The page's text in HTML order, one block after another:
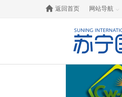
 返回首页 网站导航 